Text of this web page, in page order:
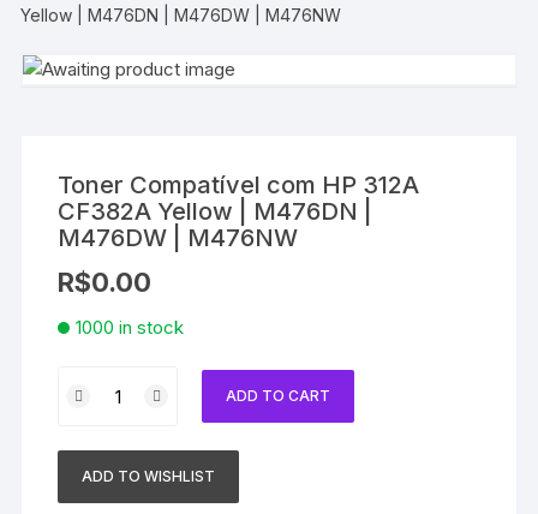
Yellow | M476DN | M476DW | M476NW
Toner Compatível com HP 312A
CF382A Yellow | M476DN |
M476DW | M476NW
R$0.00
1000 in stock
Compatível
ADD TO CART
ADD TO WISHLIST